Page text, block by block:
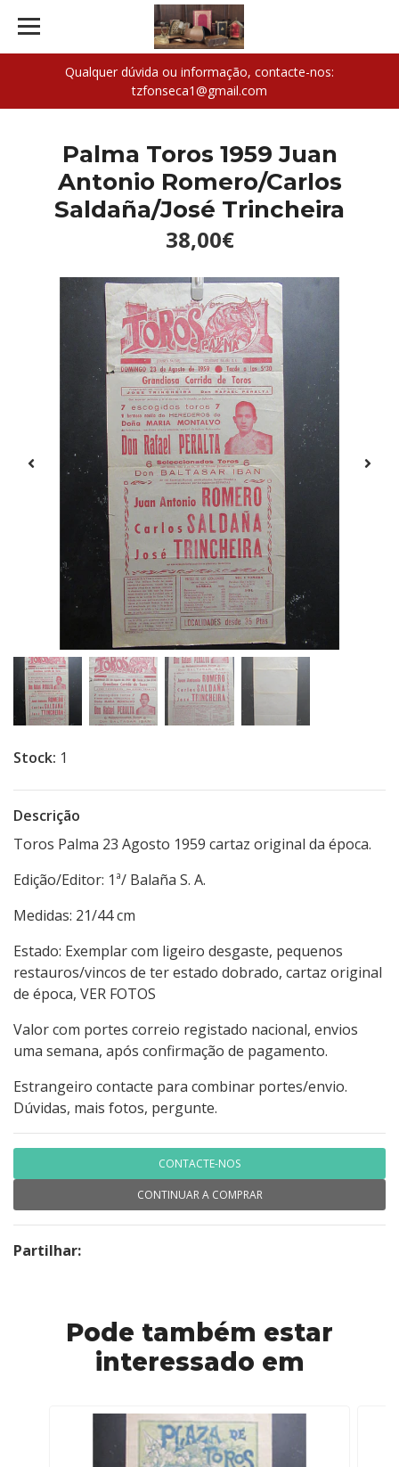
Qualquer dúvida ou informação, contacte-nos:
tzfonseca1@gmail.com
Palma Toros 1959 Juan
Antonio Romero/Carlos
Saldaña/José Trincheira
38,00€
Stock: 1
Descrição
Toros Palma 23 Agosto 1959 cartaz original da época.
Edição/Editor: 1ª/ Balaña S. A.
Medidas: 21/44 cm
Estado: Exemplar com ligeiro desgaste, pequenos
restauros/vincos de ter estado dobrado, cartaz original
de época, VER FOTOS
Valor com portes correio registado nacional, envios
uma semana, após confirmação de pagamento.
Estrangeiro contacte para combinar portes/envio.
Dúvidas, mais fotos, pergunte.
CONTACTE-NOS
CONTINUAR A COMPRAR
Partilhar:
Pode também estar
interessado em